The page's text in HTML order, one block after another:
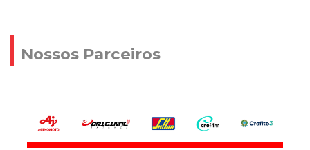
Nossos Parceiros